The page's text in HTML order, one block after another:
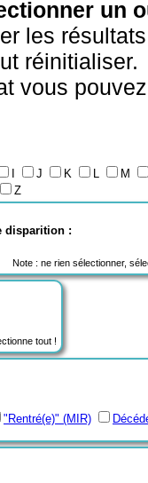
un
les
réinitialiser.
vous
J K L
M
Z
disparition :
Note : ne rien sélectionner,
tout !
"Rentré(e)" (MIR)